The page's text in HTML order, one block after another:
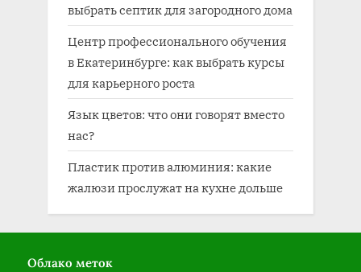
выбрать септик для загородного дома
Центр профессионального обучения
в Екатеринбурге: как выбрать курсы
для карьерного роста
Язык цветов: что они говорят вместо
нас?
Пластик против алюминия: какие
жалюзи прослужат на кухне дольше
Облако меток